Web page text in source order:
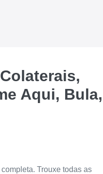
Aqui, Bula,
Trouxe todas as